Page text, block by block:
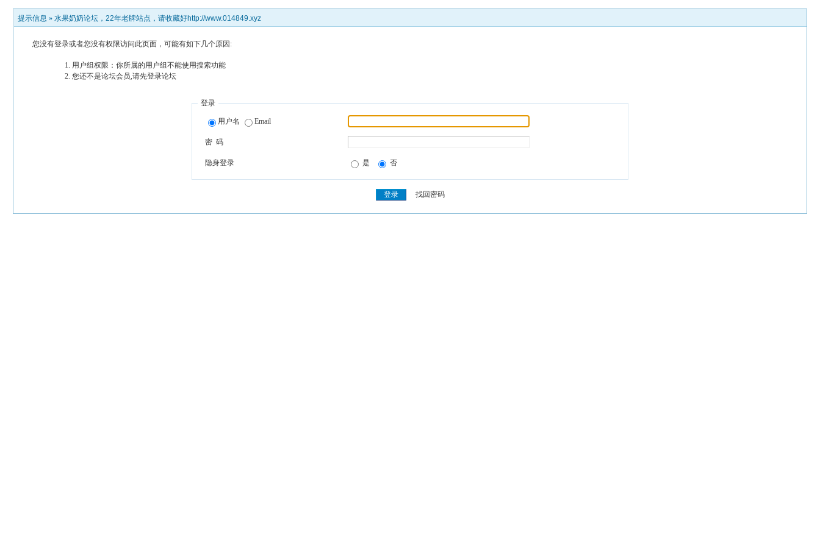
提示信息 » 水果奶奶论坛，22年老牌站点，请收藏好http://www.014849.xyz
您没有登录或者您没有权限访问此页面，可能有如下几个原因:
用户组权限：你所属的用户组不能使用搜索功能
您还不是论坛会员,请先登录论坛
登录
用户名 Email
密 码
隐身登录 是 否
找回密码